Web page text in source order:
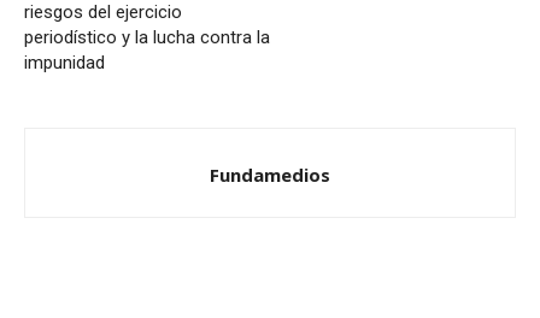
riesgos del ejercicio
periodístico y la lucha contra la
impunidad
Fundamedios